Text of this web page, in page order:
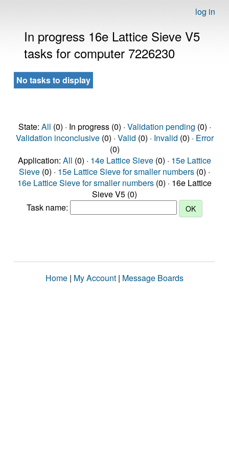
log in
In progress 16e Lattice Sieve V5
tasks for computer 7226230
No tasks to display
State: All (0) · In progress (0) · Validation pending (0) ·
Validation inconclusive(0) · Valid (0) · Invalid (0) · Error
(0)
Application: All (0) · 14e Lattice Sieve (0) · 15e Lattice
Sieve (0) · 15e Lattice Sieve for smaller numbers (0) ·
16e Lattice Sieve for smaller numbers (0) · 16e Lattice
Sieve V5 (0)
Task name:
Home | My Account | Message Boards